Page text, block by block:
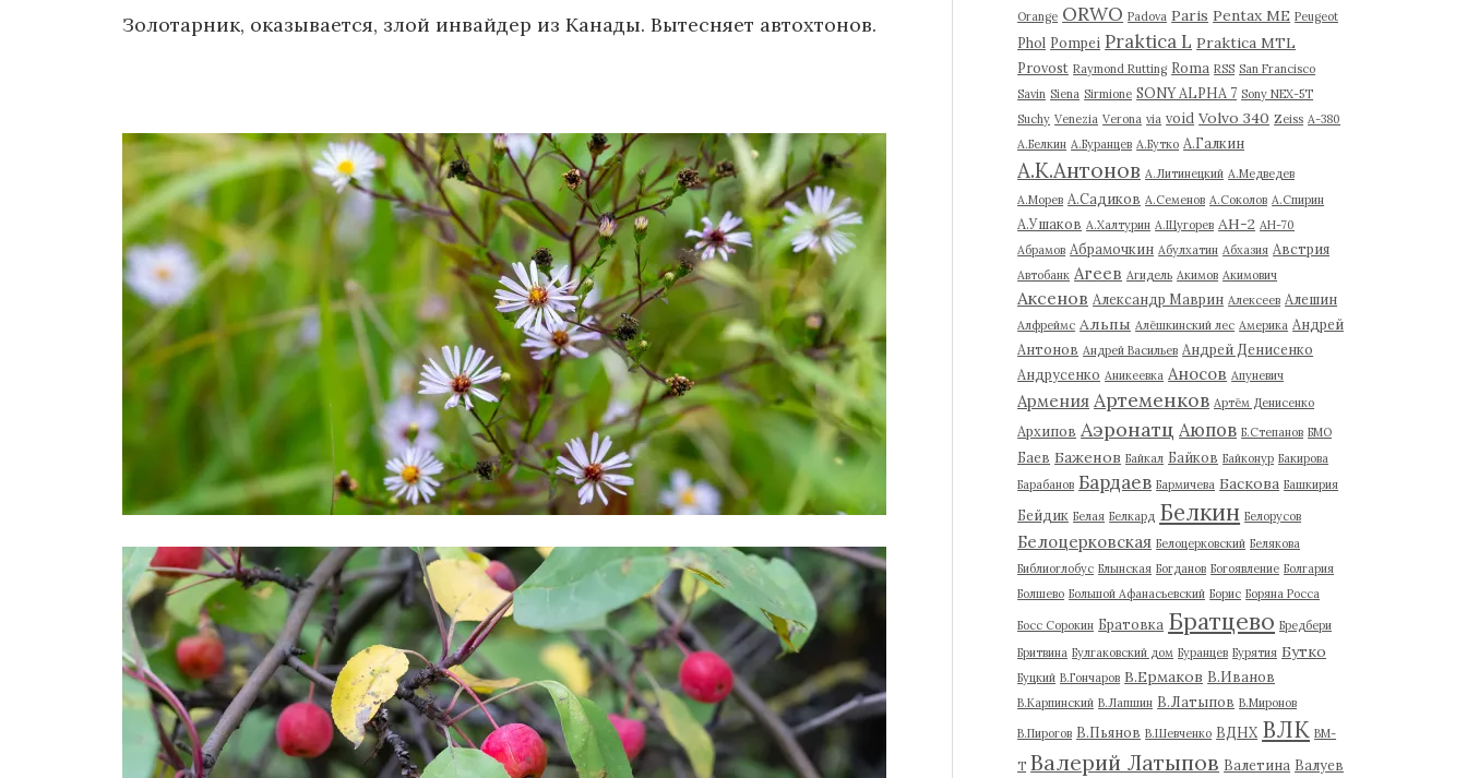
Золотарник, оказывается, злой инвайдер из Канады. Вытесняет автохтонов.
Orange ORWO Padova Paris Pentax ME Peugeot
Phol Pompei Praktica L Praktica MTL
Provost Raymond Rutting Roma RSS San Francisco
Savin Siena Sirmione SONY ALPHA 7 Sony NEX-5T
Suchy Venezia Verona via void Volvo 340 Zeiss А-380
А.Белкин А.Буранцев А.Бутко А.Галкин
А.К.Антонов А.Литинецкий А.Медведев
А.Морев А.Садиков А.Семенов А.Соколов А.Спирин
А.Ушаков А.Халтурин А.Щугорев АН-2 АН-70
Абрамов Абрамочкин Абулхатин Абхазия Австрия
Автобанк Агеев Агидель Акимов Акимович
Аксенов Александр Маврин Алексеев Алешин
Алфреймс Альпы Алёшкинский лес Америка Андрей
Антонов Андрей Васильев Андрей Денисенко
Андрусенко Аникеевка Аносов Апуневич
Армения Артеменков Артём Денисенко
Архипов Аэронатц Аюпов Б.Степанов БМО
Баев Баженов Байкал Байков Байконур Бакирова
Барабанов Бардаев Бармичева Баскова Башкирия
Бейдик Белая Белкард Белкин Белорусов
Белоцерковская Белоцерковский Белякова
Библиоглобус Блынская Богданов Богоявление Болгария
Болшево Большой Афанасьевский Борис Боряна Росса
Босс Сорокин Братовка Братцево Бредбери
Бритвина Булгаковский дом Буранцев Бурятия Бутко
Буцкий В.Гончаров В.Ермаков В.Иванов
В.Карпинский В.Лапшин В.Латыпов В.Миронов
В.Пирогов В.Пьянов В.Шевченко ВДНХ ВЛК ВМ-
Т Валерий Латыпов Валетина Валуев